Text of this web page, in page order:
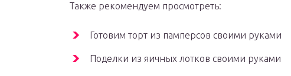
Также рекомендуем просмотреть:
Готовим торт из памперсов своими руками
Поделки из яичных лотков своими руками